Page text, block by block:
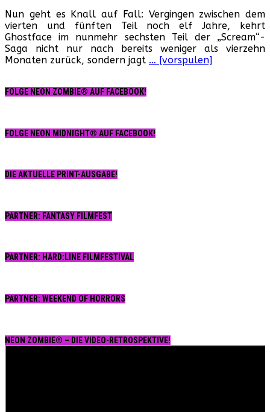
Nun geht es Knall auf Fall: Vergingen zwischen dem
vierten und fünften Teil noch elf Jahre, kehrt
Ghostface im nunmehr sechsten Teil der „Scream“-
Saga nicht nur nach bereits weniger als vierzehn
Monaten zurück, sondern jagt … [vorspulen]
FOLGE NEON ZOMBIE® AUF FACEBOOK!
FOLGE NEON MIDNIGHT® AUF FACEBOOK!
DIE AKTUELLE PRINT-AUSGABE!
PARTNER: FANTASY FILMFEST
PARTNER: HARD:LINE FILMFESTIVAL
PARTNER: WEEKEND OF HORRORS
NEON ZOMBIE® – DIE VIDEO-RETROSPEKTIVE!